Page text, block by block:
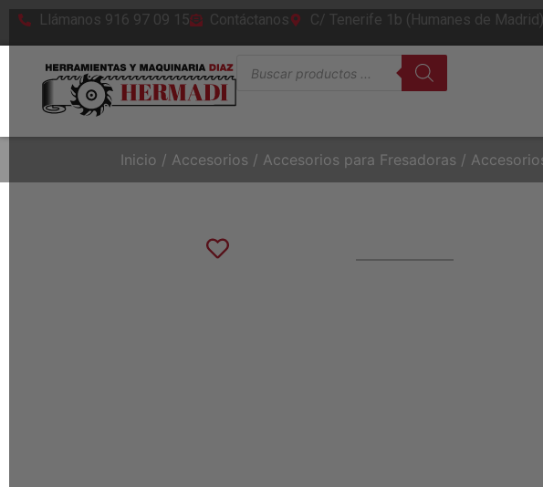
Llámanos 916 97 09 15 Contáctanos C/ Tenerife 1b (Humanes de Madrid)
Inicio / Accesorios / Accesorios para Fresadoras /